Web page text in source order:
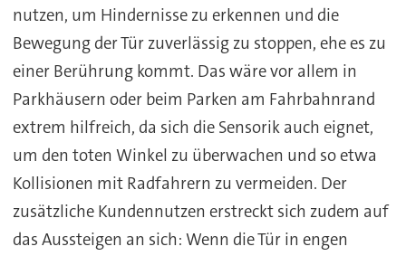
nutzen, um Hindernisse zu erkennen und die
Bewegung der Tür zuverlässig zu stoppen, ehe es zu
einer Berührung kommt. Das wäre vor allem in
Parkhäusern oder beim Parken am Fahrbahnrand
extrem hilfreich, da sich die Sensorik auch eignet,
um den toten Winkel zu überwachen und so etwa
Kollisionen mit Radfahrern zu vermeiden. Der
zusätzliche Kundennutzen erstreckt sich zudem auf
das Aussteigen an sich: Wenn die Tür in engen